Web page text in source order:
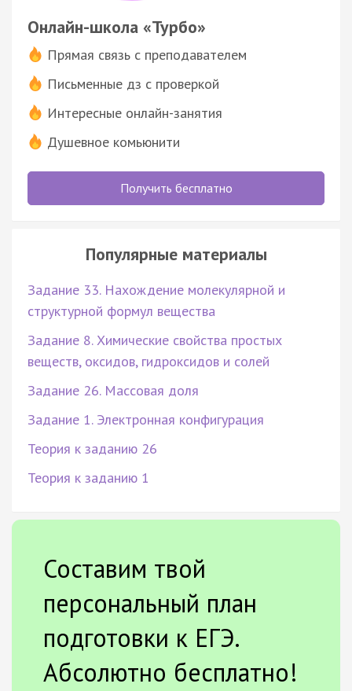
Онлайн-школа «Турбо»
Прямая связь с преподавателем
Письменные дз с проверкой
Интересные онлайн-занятия
Душевное комьюнити
Получить бесплатно
Популярные материалы
Задание 33. Нахождение молекулярной и
структурной формул вещества
Задание 8. Химические свойства простых
веществ, оксидов, гидроксидов и солей
Задание 26. Массовая доля
Задание 1. Электронная конфигурация
Теория к заданию 26
Теория к заданию 1
Составим твой
персональный план
подготовки к ЕГЭ.
Абсолютно бесплатно!